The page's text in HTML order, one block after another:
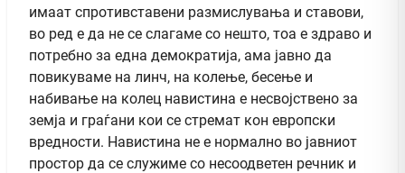
имаат спротивставени размислувања и ставови,
во ред е да не се слагаме со нешто, тоа е здраво и
потребно за една демократија, ама јавно да
повикуваме на линч, на колење, бесење и
набивање на колец навистина е несвојствено за
земја и граѓани кои се стремат кон европски
вредности. Навистина не е нормално во јавниот
простор да се служиме со несоодветен речник и